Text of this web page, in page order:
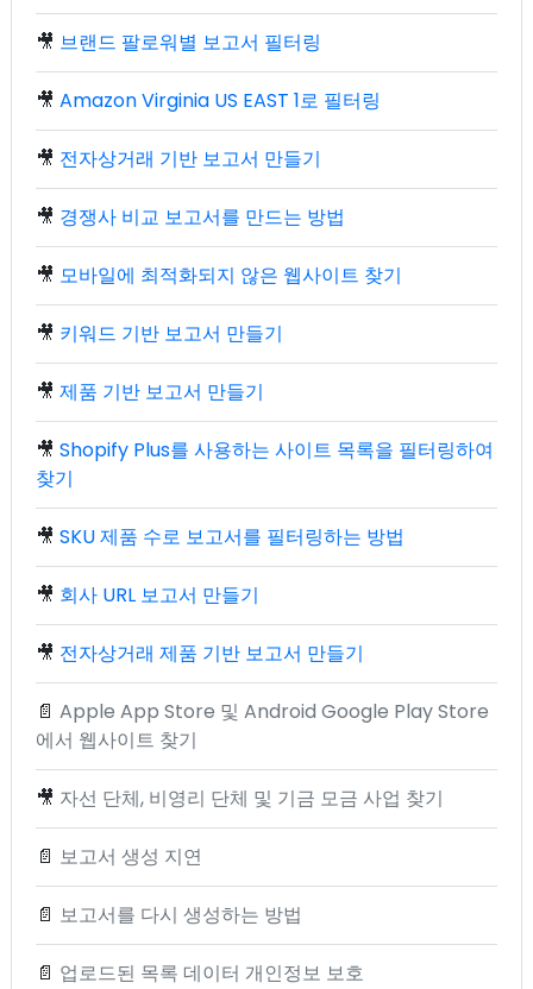
🎥 브랜드 팔로워별 보고서 필터링
🎥 Amazon Virginia US EAST 1로 필터링
🎥 전자상거래 기반 보고서 만들기
🎥 경쟁사 비교 보고서를 만드는 방법
🎥 모바일에 최적화되지 않은 웹사이트 찾기
🎥 키워드 기반 보고서 만들기
🎥 제품 기반 보고서 만들기
🎥 Shopify Plus를 사용하는 사이트 목록을 필터링하여
찾기
🎥 SKU 제품 수로 보고서를 필터링하는 방법
🎥 회사 URL 보고서 만들기
🎥 전자상거래 제품 기반 보고서 만들기
📄 Apple App Store 및 Android Google Play Store
에서 웹사이트 찾기
🎥 자선 단체, 비영리 단체 및 기금 모금 사업 찾기
📄 보고서 생성 지연
📄 보고서를 다시 생성하는 방법
📄 업로드된 목록 데이터 개인정보 보호